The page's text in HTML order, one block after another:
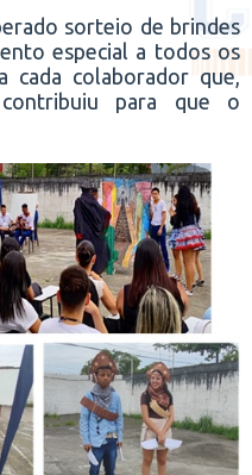
sorteio de brindes
especial a todos os
cada colaborador que,
para que o